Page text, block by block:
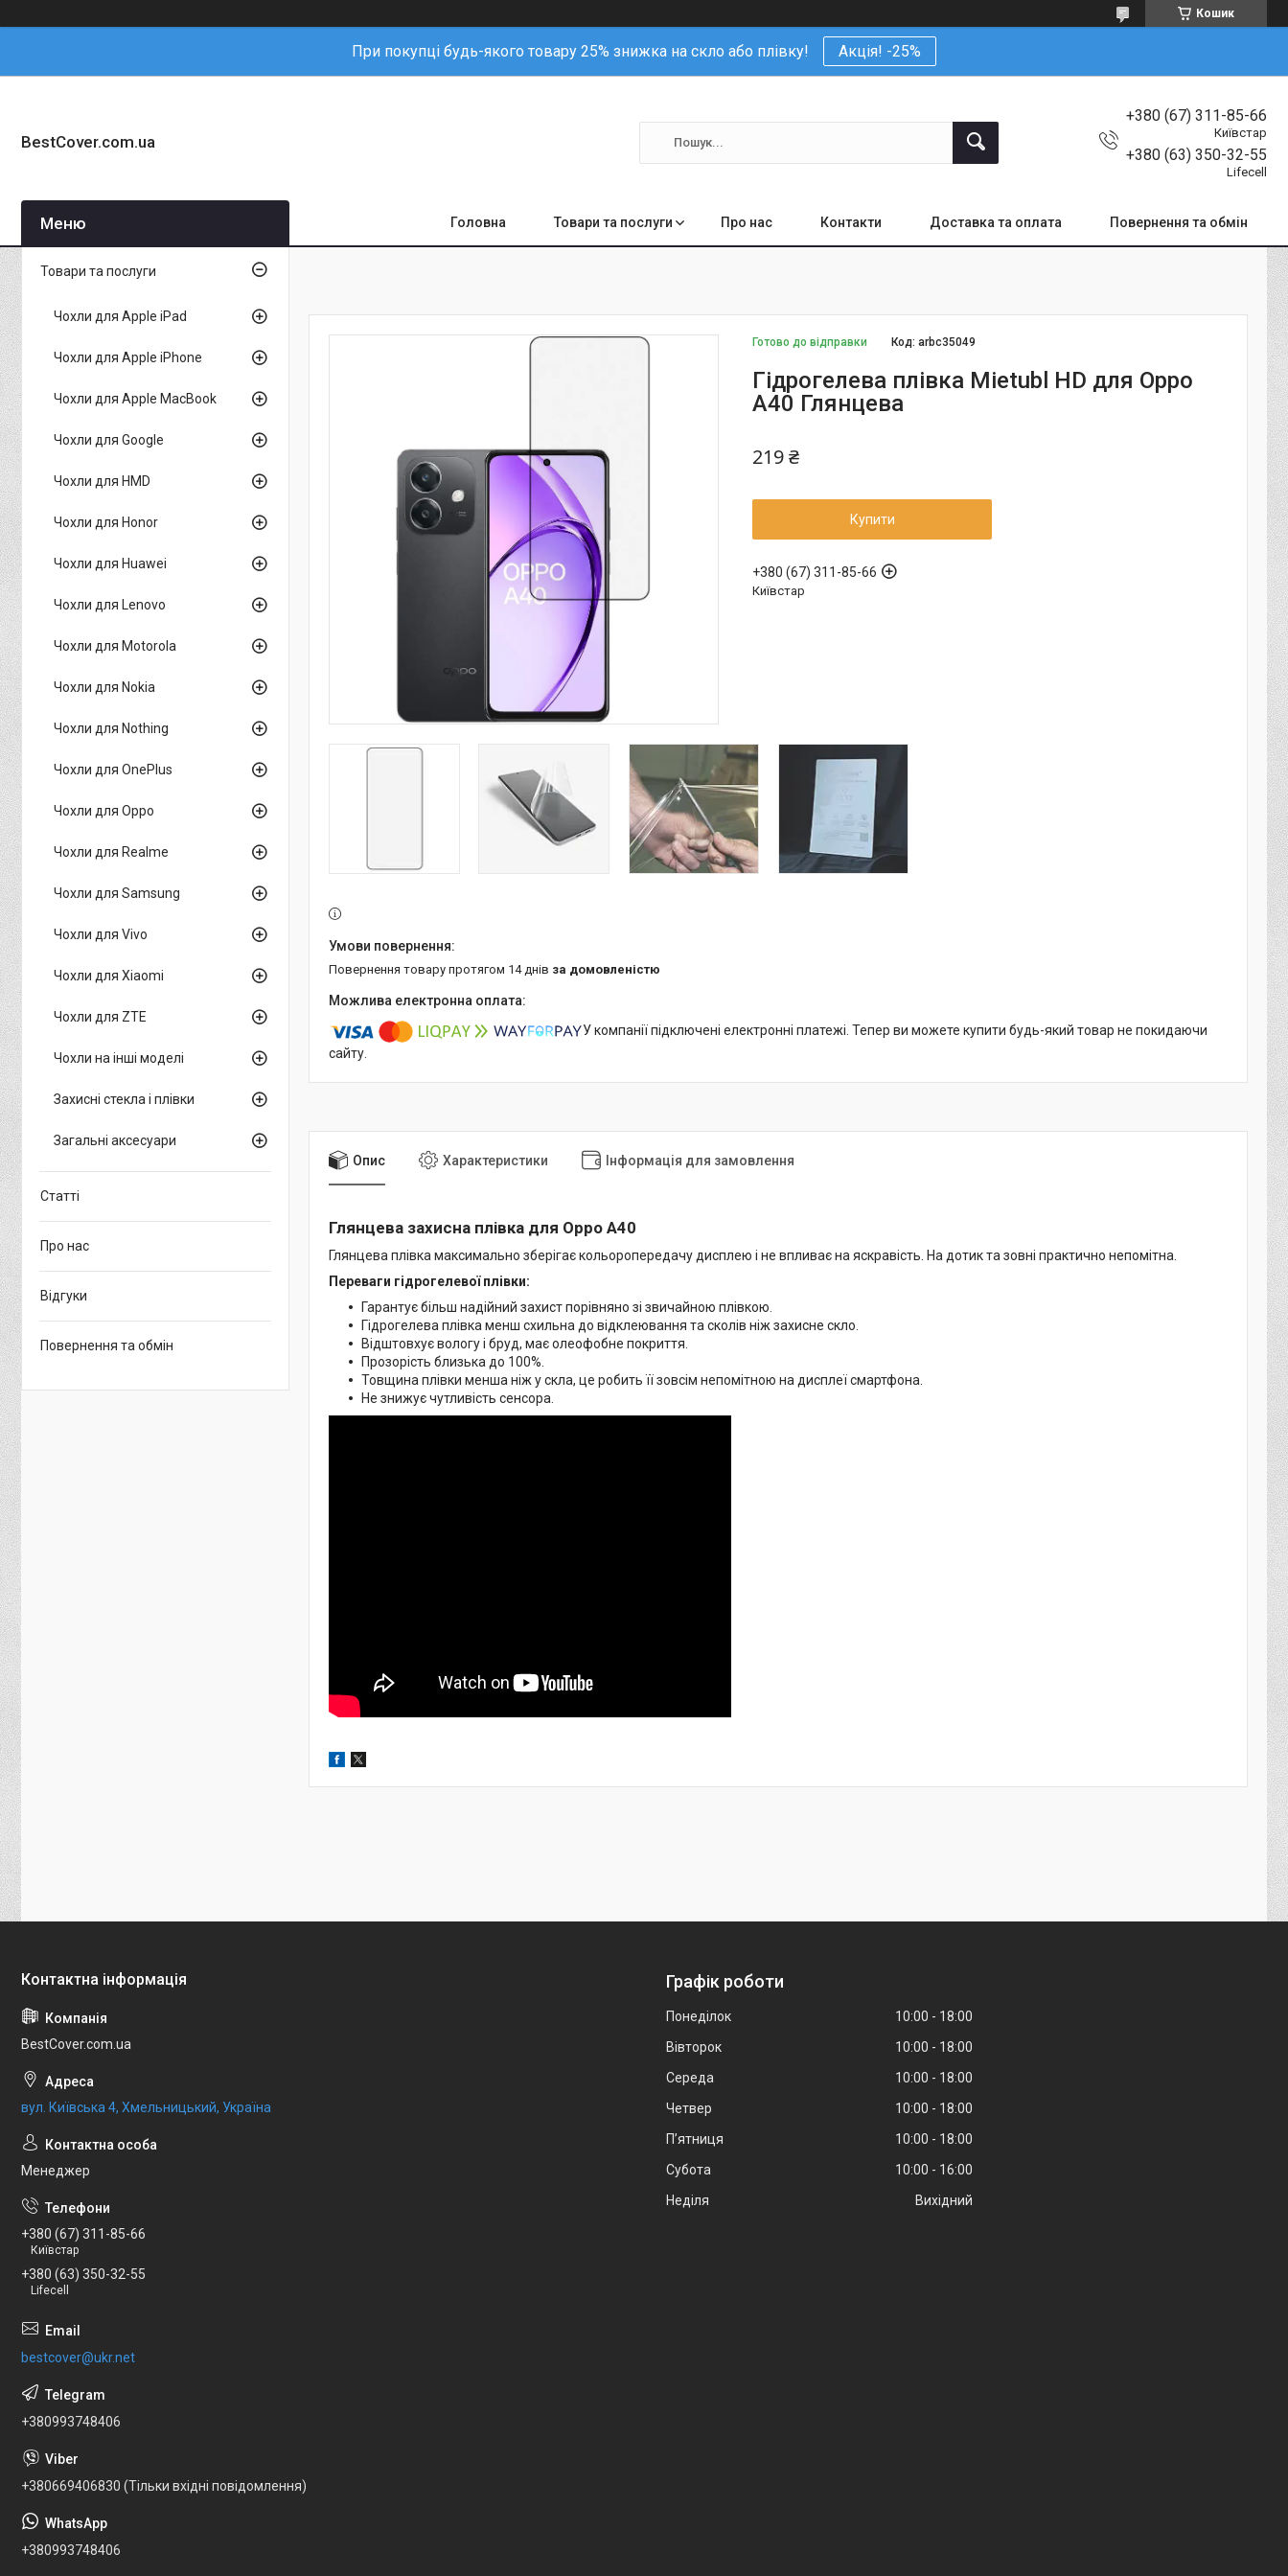
Кошик
При покупці будь-якого товару 25% знижка на скло або плівку! Акція! -25%
BestCover.com.ua
+380 (67) 311-85-66
Київстар
+380 (63) 350-32-55
Lifecell
Головна Товари та послуги Про нас Контакти Доставка та оплата Повернення та обмін
Готово до відправки Код:arbc35049
Гідрогелева плівка Mietubl HD для Oppo
A40 Глянцева
219 ₴
Купити
+380 (67) 311-85-66
Київстар
повернення товару протягом 14 днів за домовленістю
У компанії підключені електронні платежі. Тепер ви можете купити будь-який товар не покидаючи
сайту.
Опис Характеристики Інформація для замовлення
Глянцева захисна плівка для Oppo A40
Глянцева плівка максимально зберігає кольоропередачу дисплею і не впливає на яскравість. На дотик та зовні практично непомітна.
Переваги гідрогелевої плівки:
Гарантує більш надійний захист порівняно зі звичайною плівкою.
Гідрогелева плівка менш схильна до відклеювання та сколів ніж захисне скло.
Відштовхує вологу і бруд, має олеофобне покриття.
Прозорість близька до 100%.
Товщина плівки менша ніж у скла, це робить її зовсім непомітною на дисплеї смартфона.
Не знижує чутливість сенсора.
Товари та послуги
Чохли для Apple iPad
Чохли для Apple iPhone
Чохли для Apple MacBook
Чохли для Google
Чохли для HMD
Чохли для Honor
Чохли для Huawei
Чохли для Lenovo
Чохли для Motorola
Чохли для Nokia
Чохли для Nothing
Чохли для OnePlus
Чохли для Oppo
Чохли для Realme
Чохли для Samsung
Чохли для Vivo
Чохли для Xiaomi
Чохли для ZTE
Чохли на інші моделі
Захисні стекла і плівки
Загальні аксесуари
Статті
Про нас
Відгуки
Повернення та обмін
BestCover.com.ua
вул. Київська 4, Хмельницький, Україна
Менеджер
+380 (67) 311-85-66
Київстар
+380 (63) 350-32-55
Lifecell
bestcover@ukr.net
+380993748406
+380669406830 (Тільки вхідні повідомлення)
+380993748406
Графік роботи
Понеділок 10:00
18:00
Вівторок
10:00
18:00
Середа
10:00
18:00
Четвер
10:00
18:00
Пʼятниця
10:00
18:00
Субота
10:00
16:00
Неділя
Вихідний